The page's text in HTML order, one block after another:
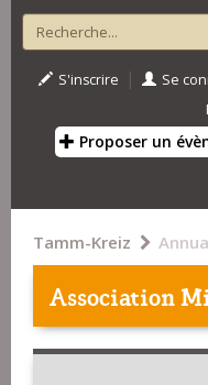
S'inscrire | Se
Proposer un
Tamm-Kreiz
Association